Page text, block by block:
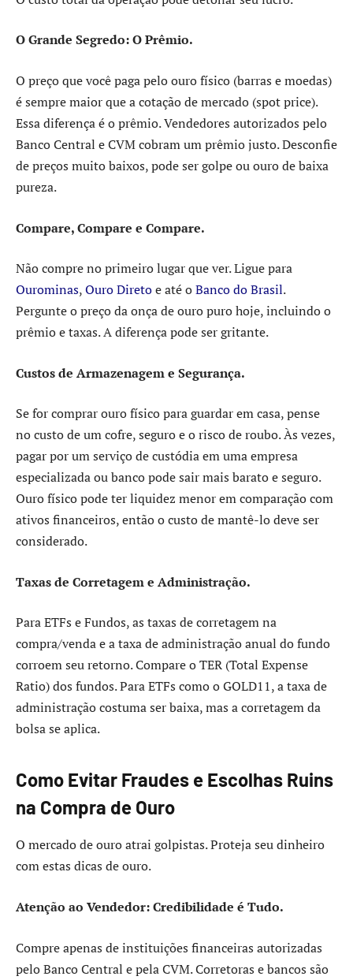
O Grande Segredo: O Prêmio.
O preço que você paga pelo ouro físico (barras e moedas)
é sempre maior que a cotação de mercado (spot price).
Essa diferença é o prêmio. Vendedores autorizados pelo
Banco Central e CVM cobram um prêmio justo. Desconfie
de preços muito baixos, pode ser golpe ou ouro de baixa
pureza.
Compare, Compare e Compare.
Não compre no primeiro lugar que ver. Ligue para
Ourominas,Ouro Diretoe até oBanco do Brasil.
Pergunte o preço da onça de ouro puro hoje, incluindo o
prêmio e taxas. A diferença pode ser gritante.
Custos de Armazenagem e Segurança.
Se for comprar ouro físico para guardar em casa, pense
no custo de um cofre, seguro e o risco de roubo. Às vezes,
pagar por um serviço de custódia em uma empresa
especializada ou banco pode sair mais barato e seguro.
Ouro físico pode ter liquidez menor em comparação com
ativos financeiros, então o custo de mantê-lo deve ser
considerado.
Taxas de Corretagem e Administração.
Para ETFs e Fundos, as taxas de corretagem na
compra/venda e a taxa de administração anual do fundo
corroem seu retorno. Compare o TER (Total Expense
Ratio) dos fundos. Para ETFs como o GOLD11, a taxa de
administração costuma ser baixa, mas a corretagem da
bolsa se aplica.
Como Evitar Fraudes e Escolhas Ruins
na Compra de Ouro
O mercado de ouro atrai golpistas. Proteja seu dinheiro
com estas dicas de ouro.
Atenção ao Vendedor: Credibilidade é Tudo.
Compre apenas de instituições financeiras autorizadas
pelo Banco Central e pela CVM. Corretoras e bancos são